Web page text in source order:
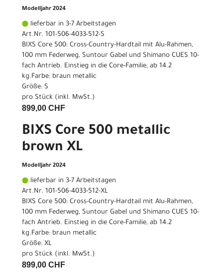
Modelljahr 2024
lieferbar in 3-7 Arbeitstagen
Art.Nr. 101-506-4033-512-S
BIXS Core 500: Cross-Country-Hardtail mit Alu-Rahmen,
100 mm Federweg, Suntour Gabel und Shimano CUES 10-
fach Antrieb. Einstieg in die Core-Familie, ab 14.2
kg.Farbe: braun metallic
Größe: S
pro Stück (inkl. MwSt.)
899,00 CHF
BIXS Core 500 metallic
brown XL
Modelljahr 2024
lieferbar in 3-7 Arbeitstagen
Art.Nr. 101-506-4033-512-XL
BIXS Core 500: Cross-Country-Hardtail mit Alu-Rahmen,
100 mm Federweg, Suntour Gabel und Shimano CUES 10-
fach Antrieb. Einstieg in die Core-Familie, ab 14.2
kg.Farbe: braun metallic
Größe: XL
pro Stück (inkl. MwSt.)
899,00 CHF